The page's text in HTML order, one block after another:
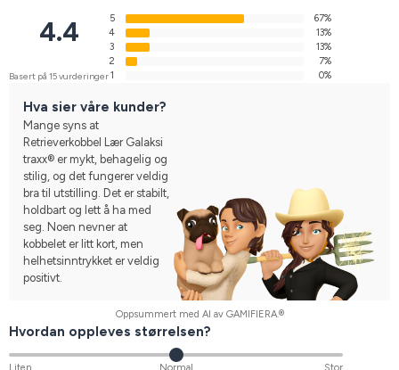
4.4
Basert på 15 vurderinger
5
67%
4
13%
3
13%
2
7%
1
0%
Hva sier våre kunder?
Mange syns at
Retrieverkobbel Lær Galaksi
traxx® er mykt, behagelig og
stilig, og det fungerer veldig
bra til utstilling. Det er stabilt,
holdbart og lett å ha med
seg. Noen nevner at
kobbelet er litt kort, men
helhetsinntrykket er veldig
positivt.
Oppsummert med AI av GAMIFIERA.®
Hvordan oppleves størrelsen?